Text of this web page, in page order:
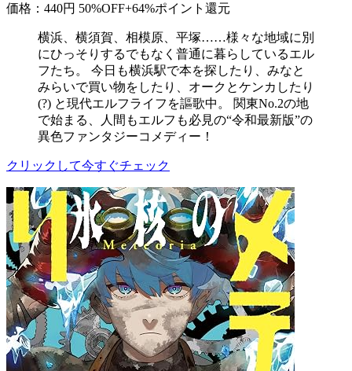
価格：440円 50%OFF+64%ポイント還元
横浜、横須賀、相模原、平塚……様々な地域に別
にひっそりするでもなく普通に暮らしているエル
フたち。 今日も横浜駅で本を探したり、みなと
みらいで買い物をしたり、オークとケンカしたり
(?) と現代エルフライフを謳歌中。 関東No.2の地
で始まる、人間もエルフも必見の“令和最新版”の
異色ファンタジーコメディー！
クリックして今すぐチェック